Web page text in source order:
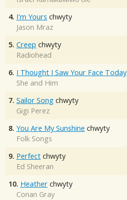
4. I'm Yours chwyty
Jason Mraz
5. Creep chwyty
Radiohead
6. I Thought I Saw Your Face Today
She and Him
7. Sailor Song chwyty
Gigi Perez
8. You Are My Sunshine chwyty
Folk Songs
9. Perfect chwyty
Ed Sheeran
10. Heather chwyty
Conan Gray